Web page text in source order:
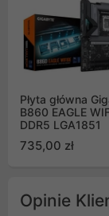
Płyta główna
B860 EAGLE
DDR5 LGA1851
735,00 zł
Opinie